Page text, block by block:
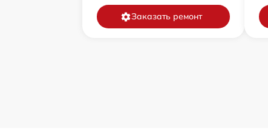
Заказать ремонт